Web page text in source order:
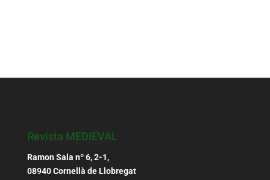
Revista MEDIEVAL
Ramon Sala nº 6, 2-1,
08940 Cornellà de Llobregat